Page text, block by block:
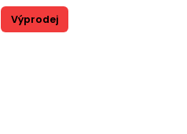
Výprodej